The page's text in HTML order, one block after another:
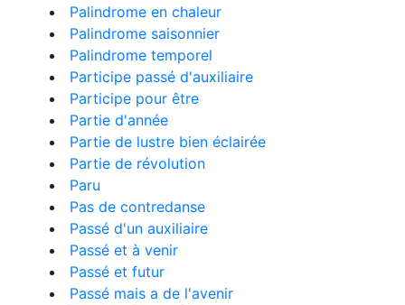
Palindrome en chaleur
Palindrome saisonnier
Palindrome temporel
Participe passé d'auxiliaire
Participe pour être
Partie d'année
Partie de lustre bien éclairée
Partie de révolution
Paru
Pas de contredanse
Passé d'un auxiliaire
Passé et à venir
Passé et futur
Passé mais a de l'avenir